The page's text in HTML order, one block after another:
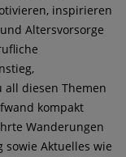
inspirieren
Altersvorsorge
all diesen Themen
kompakt
Wanderungen
Aktuelles wie